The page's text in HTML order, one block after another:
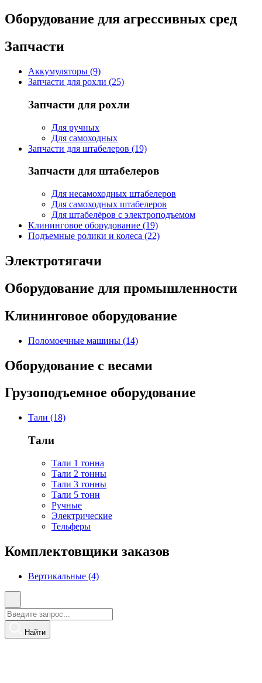
Оборудование для агрессивных сред
Запчасти
Аккумуляторы (9)
Запчасти для рохли (25)
Запчасти для рохли
Для ручных
Для самоходных
Запчасти для штабелеров (19)
Запчасти для штабелеров
Для несамоходных штабелеров
Для самоходных штабелеров
Для штабелёров с электроподъемом
Клининговое оборудование (19)
Подъемные ролики и колеса (22)
Электротягачи
Оборудование для промышленности
Клининговое оборудование
Поломоечные машины (14)
Оборудование с весами
Грузоподъемное оборудование
Тали (18)
Тали
Тали 1 тонна
Тали 2 тонны
Тали 3 тонны
Тали 5 тонн
Ручные
Электрические
Тельферы
Комплектовщики заказов
Вертикальные (4)
Найти